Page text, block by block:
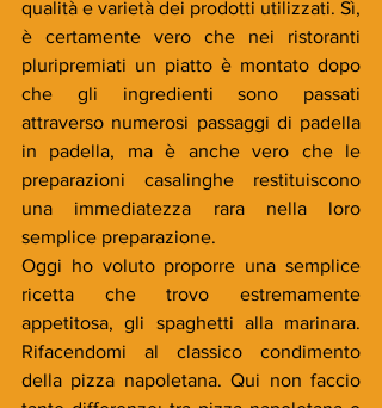
qualità e varietà dei prodotti utilizzati. Sì,
è certamente vero che nei ristoranti
pluripremiati un piatto è montato dopo
che gli ingredienti sono passati
attraverso numerosi passaggi di padella
in padella, ma è anche vero che le
preparazioni casalinghe restituiscono
una immediatezza rara nella loro
semplice preparazione.
Oggi ho voluto proporre una semplice
ricetta che trovo estremamente
appetitosa, gli spaghetti alla marinara.
Rifacendomi al classico condimento
della pizza napoletana. Qui non faccio